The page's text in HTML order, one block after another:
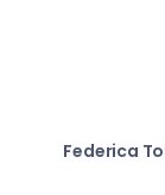
Federica